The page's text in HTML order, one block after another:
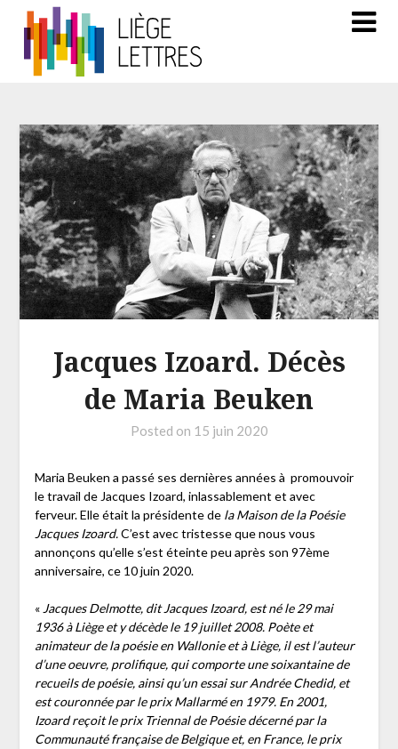
Jacques Izoard. Décès
de Maria Beuken
Posted on 15 juin 2020
Maria Beuken a passé ses dernières années à promouvoir
le travail de Jacques Izoard, inlassablement et avec
ferveur. Elle était la présidente de la Maison de la Poésie
Jacques Izoard.C’est avec tristesse que nous vous
annonçons qu’elle s’est éteinte peu après son 97ème
anniversaire, ce 10 juin 2020.
«Jacques Delmotte, dit Jacques Izoard, est né le 29 mai
1936 à Liège et y décède le 19 juillet 2008. Poète et
animateur de la poésie en Wallonie et à Liège, il est l’auteur
d’une oeuvre, prolifique, qui comporte une soixantaine de
recueils de poésie, ainsi qu’un essai sur Andrée Chedid, et
est couronnée par le prix Mallarmé en 1979. En 2001,
Izoard reçoit le prix Triennal de Poésie décerné par la
Communauté française de Belgique et, en France, le prix